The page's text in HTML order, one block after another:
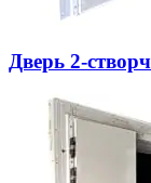
Дверь 2-